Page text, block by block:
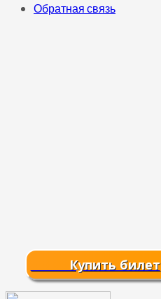
Обратная связь
Купить билет